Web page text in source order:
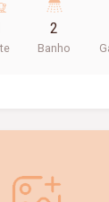
área de
armários
banheiro
localização.
2
Banho